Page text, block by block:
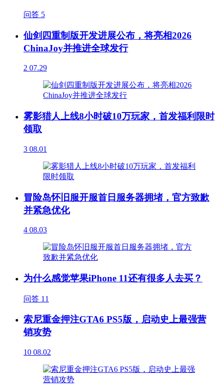
问答 5
仙剑四重制版开发进展公布，将亮相2026
ChinaJoy并推进全球发行
2 07.29
雾影猎人上线8小时破10万玩家，首发福利限时
领取
3 08.01
冒险岛怀旧服开服首日服务器拥堵，官方致歉
并紧急优化
4 08.03
为什么感觉苹果iPhone 11还有很多人去买？
问答 11
索尼重金押注GTA6 PS5版，启动史上最强营
销攻势
10 08.02